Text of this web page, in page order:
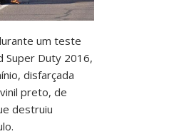
um teste
Super Duty 2016,
disfarçada
preto, de
destruiu